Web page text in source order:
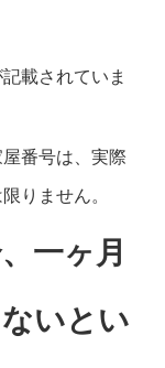
載されていま
番号は、実際
りません。
一ヶ月
いとい